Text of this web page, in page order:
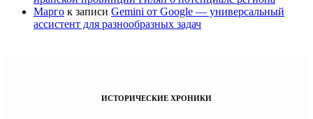
Марго к записи Gemini от Google — универсальный
ассистент для разнообразных задач
ИСТОРИЧЕСКИЕ ХРОНИКИ